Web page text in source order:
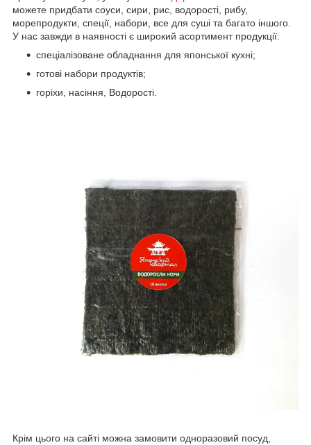
можете придбати соуси, сири, рис, водорості, рибу,
морепродукти, спеції, набори, все для суші та багато іншого.
У нас завжди в наявності є широкий асортимент продукції:
спеціалізоване обладнання для японської кухні;
готові набори продуктів;
горіхи, насіння, Водорості.
Крім цього на сайті можна замовити одноразовий посуд,